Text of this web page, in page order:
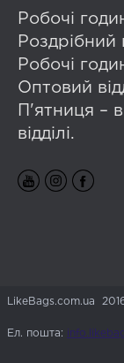
Робочі
Роздрібний
Робочі
Оптовий
П'ятниця –
відділі.
LikeBags.com.ua
Ел. пошта: